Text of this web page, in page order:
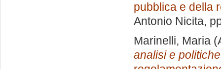
pubblica e della
Antonio Nicita,
Marinelli, Maria
analisi e